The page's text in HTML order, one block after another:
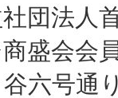
団法人
盛会会
六号通